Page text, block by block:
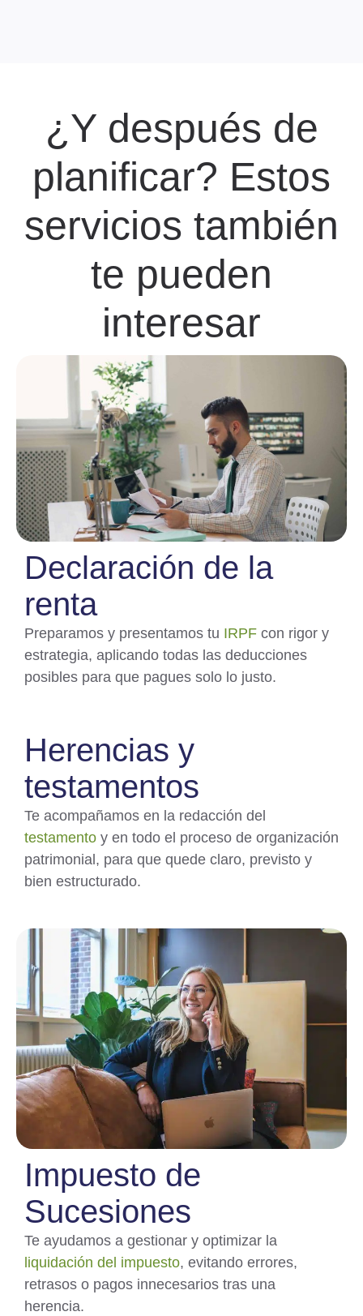
¿Y después de
planificar? Estos
servicios también
te pueden
interesar
Declaración de la
renta
Preparamos y presentamos tu IRPF con rigor y
estrategia, aplicando todas las deducciones
posibles para que pagues solo lo justo.
Herencias y
testamentos
Te acompañamos en la redacción del
testamento y en todo el proceso de organización
patrimonial, para que quede claro, previsto y
bien estructurado.
Impuesto de
Sucesiones
Te ayudamos a gestionar y optimizar la
liquidación del impuesto, evitando errores,
retrasos o pagos innecesarios tras una
herencia.